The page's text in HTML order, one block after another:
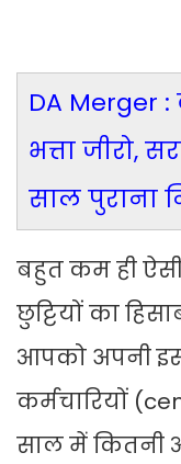
DA Merger :
भत्ता जीरो,
साल पुराना
बहुत कम ही
छुट्टियों का
आपको अपनी
कर्मचारियों
साल में कितनी